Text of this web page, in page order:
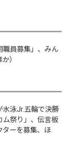
職員募集」、みん
）
水泳Jr.五輪で決勝
ム祭り」、伝言板
ターを募集、ほ